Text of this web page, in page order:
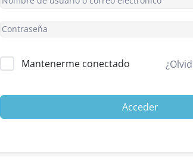
Mantenerme conectado
Acceder